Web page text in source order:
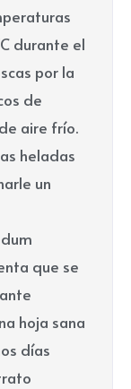
durante el
por la
de
aire frío.
heladas
un
que se
hoja sana
días